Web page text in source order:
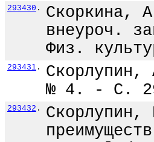
293430 .
Скоркина,
внеуроч.
Физ.
293431 .
№ 4. - С.
293432 .
Скорлупин,